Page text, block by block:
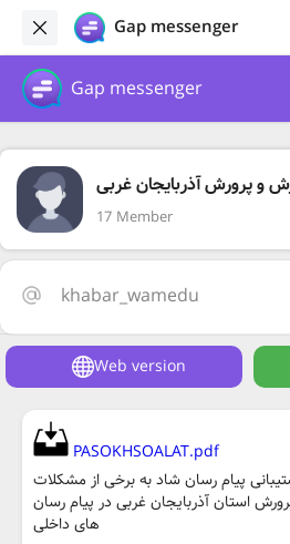
Gap messenger
Gap messenger
و پرورش آذربایجان غربی
17 Member
khabar_wamedu
Web version
PASOKHSOALAT.pdf
پیام رسان شاد به برخی از مشکلات
استان آذربایجان غربی در پیام رسان
های داخلی